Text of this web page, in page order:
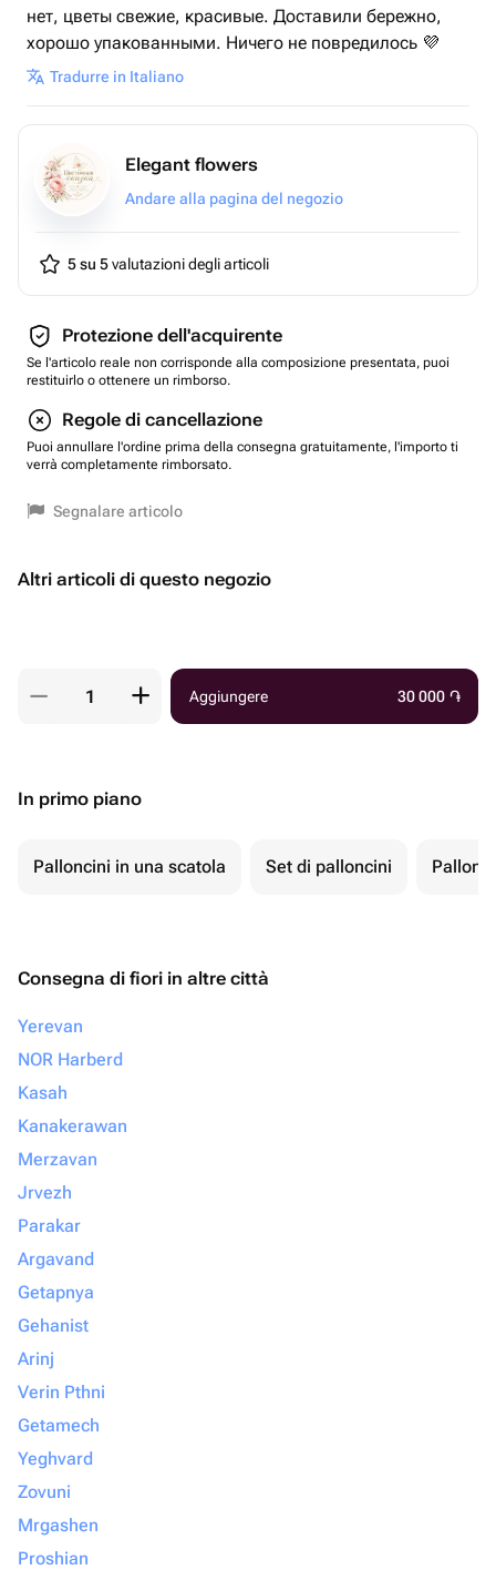
нет, цветы свежие, красивые. Доставили бережно,
хорошо упакованными. Ничего не повредилось 💜
Tradurre in Italiano
Elegant flowers
Andare alla pagina del negozio
5 su 5valutazioni degli articoli
Protezione dell'acquirente
Se l'articolo reale non corrisponde alla composizione presentata, puoi
restituirlo o ottenere un rimborso.
Regole di cancellazione
Puoi annullare l'ordine prima della consegna gratuitamente, l'importo ti
verrà completamente rimborsato.
Segnalare articolo
Altri articoli di questo negozio
Aggiungere 30 000 ֏
In primo piano
Palloncini in una scatola Set di palloncini
Consegna di fiori in altre città
Yerevan
NOR Harberd
Kasah
Kanakerawan
Merzavan
Jrvezh
Parakar
Argavand
Getapnya
Gehanist
Arinj
Verin Pthni
Getamech
Yeghvard
Zovuni
Mrgashen
Proshian